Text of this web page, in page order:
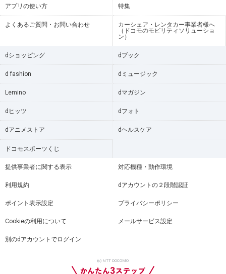
アプリの使い方 特集
よくあるご質問・お問い合わせ
カーシェア・レンタカー事業者様へ
（ドコモのモビリティソリューショ
ン）
dショッピング dブック
d fashion dミュージック
Lemino dマガジン
dヒッツ dフォト
dアニメストア dヘルスケア
ドコモスポーツくじ
提供事業者に関する表示 対応機種・動作環境
利用規約 dアカウントの２段階認証
ポイント表示設定 プライバシーポリシー
Cookieの利用について メールサービス設定
別のdアカウントでログイン
(c) NTT DOCOMO